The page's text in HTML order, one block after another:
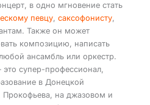
в одно мгновение стать
певцу, саксофонисту,
Также он может
композицию, написать
ансамбль или оркестр.
супер-профессионал,
в Донецкой
на джазовом и